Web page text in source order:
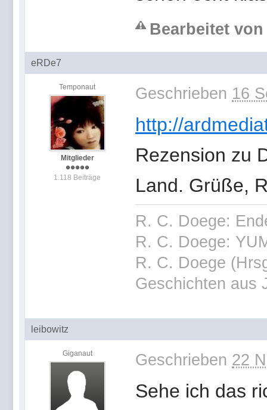
Bearbeitet von
eRDe7
Temponaut
Mitglieder
1.118 Beiträge
Geschrieben 16
http://
Rezension zu
Land. Grüße,
R. C. Doege:
R. C. Doege:
R. C. Doege
Geschichten aus
leibowitz
Giganaut Geschrieben 22
Sehe ich das